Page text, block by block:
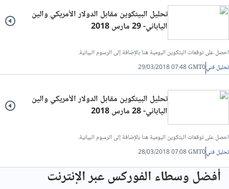
تحليل فني/سعر الدينار الاردني مقابل الجنيه المصرى
تحليل فني/الدولار مقابل الليرة التركية
تحليل فني/الدينار العراقي مقابل الدولار
تحليل فني/الدرهم الاماراتي مقابل الجنيه المصري
تحليل فني/سعر الدولار مقابل الريال عماني
تحليل البيتكوين مقابل الدولار الأمريكي والين
الياباني- 29 مارس 2018
احصل على توقعات البتكوين اليومية هنا بالإضافة إلى الرسوم البيانية.
تحليل فني29/03/2018 07:48 GMT0
تحليل البيتكوين مقابل الدولار الأمريكي والين
الياباني- 28 مارس 2018
احصل على توقعات البتكوين اليومية هنا بالإضافة إلى الرسوم البيانية.
تحليل فني28/03/2018 07:08 GMT0
أفضل وسطاء الفوركس عبر الإنترنت